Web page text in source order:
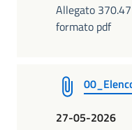
Allegato
formato pdf
27-05-2026